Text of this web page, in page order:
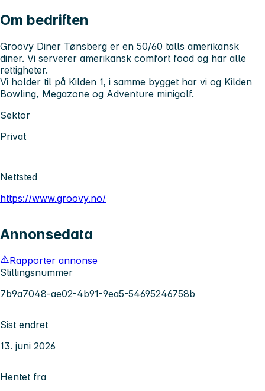
Om bedriften
Groovy Diner Tønsberg er en 50/60 talls amerikansk
diner. Vi serverer amerikansk comfort food og har alle
rettigheter.
Vi holder til på Kilden 1, i samme bygget har vi og Kilden
Bowling, Megazone og Adventure minigolf.
Sektor
Privat
Nettsted
https://www.groovy.no/
Annonsedata
Rapporter annonse
Stillingsnummer
7b9a7048-ae02-4b91-9ea5-54695246758b
Sist endret
13. juni 2026
Hentet fra